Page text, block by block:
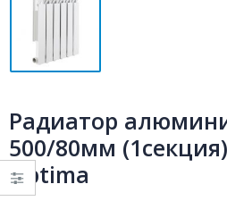
Радиатор
500/80мм
Optima